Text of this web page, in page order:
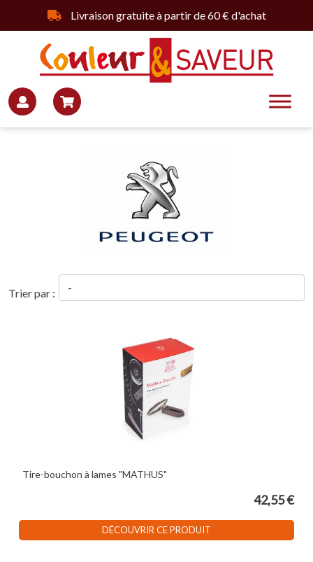
Livraison gratuite à partir de 60 € d'achat
Trier par :
Tire-bouchon à lames "MATHUS"
42,55 €
DÉCOUVRIR CE PRODUIT